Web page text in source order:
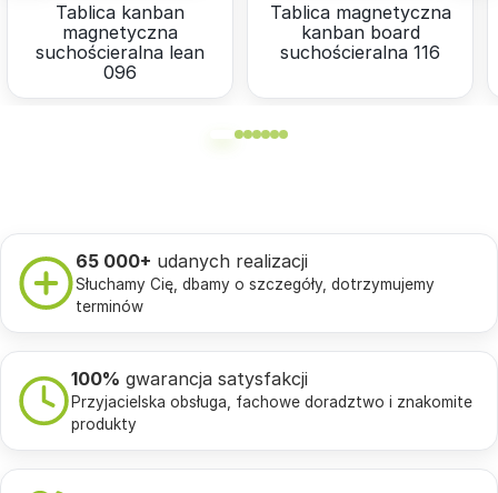
Tablica kanban
magnetyczna
suchościeralna lean
096
Tablica magnetyczna
kanban board
suchościeralna 116
65 000+ udanych realizacji
Słuchamy Cię, dbamy o szczegóły, dotrzymujemy
terminów
100% gwarancja satysfakcji
Przyjacielska obsługa, fachowe doradztwo i znakomite
produkty